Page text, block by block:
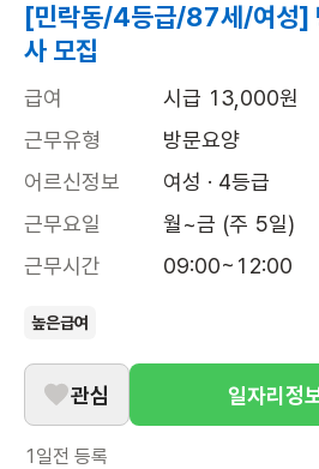
[민락동/4등급/87세/여성]
사 모집
급여
시급 13,000원
근무유형
방문요양
어르신정보
여성 · 4등급
근무요일
월~금 (주 5일)
근무시간
09:00~12:00
높은급여
관심 일자리정
1일전 등록